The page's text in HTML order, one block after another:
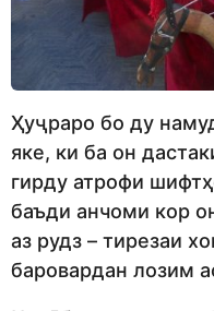
Ҳуҷраро бо ду
яке, ки ба он
гирду атрофи
баъди анчоми кор
аз рудз – тирезаи
баровардан лозим